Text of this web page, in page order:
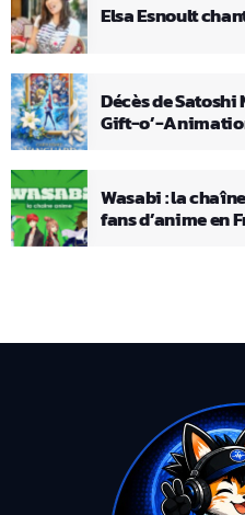
Elsa Esnoult
Décès de
Gift-o’-
Wasabi : la
fans d’anime en